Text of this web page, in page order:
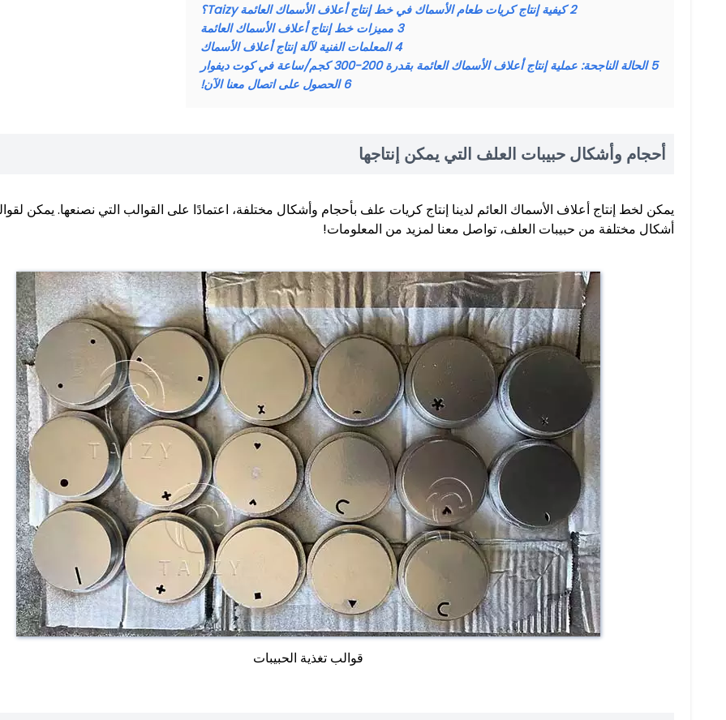
2 كيفية إنتاج كريات طعام الأسماك في خط إنتاج أعلاف الأسماك العائمة Taizy؟
3 مميزات خط إنتاج أعلاف الأسماك العائمة
4 المعلمات الفنية لآلة إنتاج أعلاف الأسماك
5 الحالة الناجحة: عملية إنتاج أعلاف الأسماك العائمة بقدرة 200-300 كجم/ساعة في كوت ديفوار
6 الحصول على اتصال معنا الآن!
أحجام وأشكال حبيبات العلف التي يمكن إنتاجها
يمكن لخط إنتاج أعلاف الأسماك العائم لدينا إنتاج كريات علف بأحجام وأشكال مختلفة، اعتمادًا على القوالب التي نصنعها. يمكن
أشكال مختلفة من حبيبات العلف، تواصل معنا لمزيد من المعلومات!
قوالب تغذية الحبيبات